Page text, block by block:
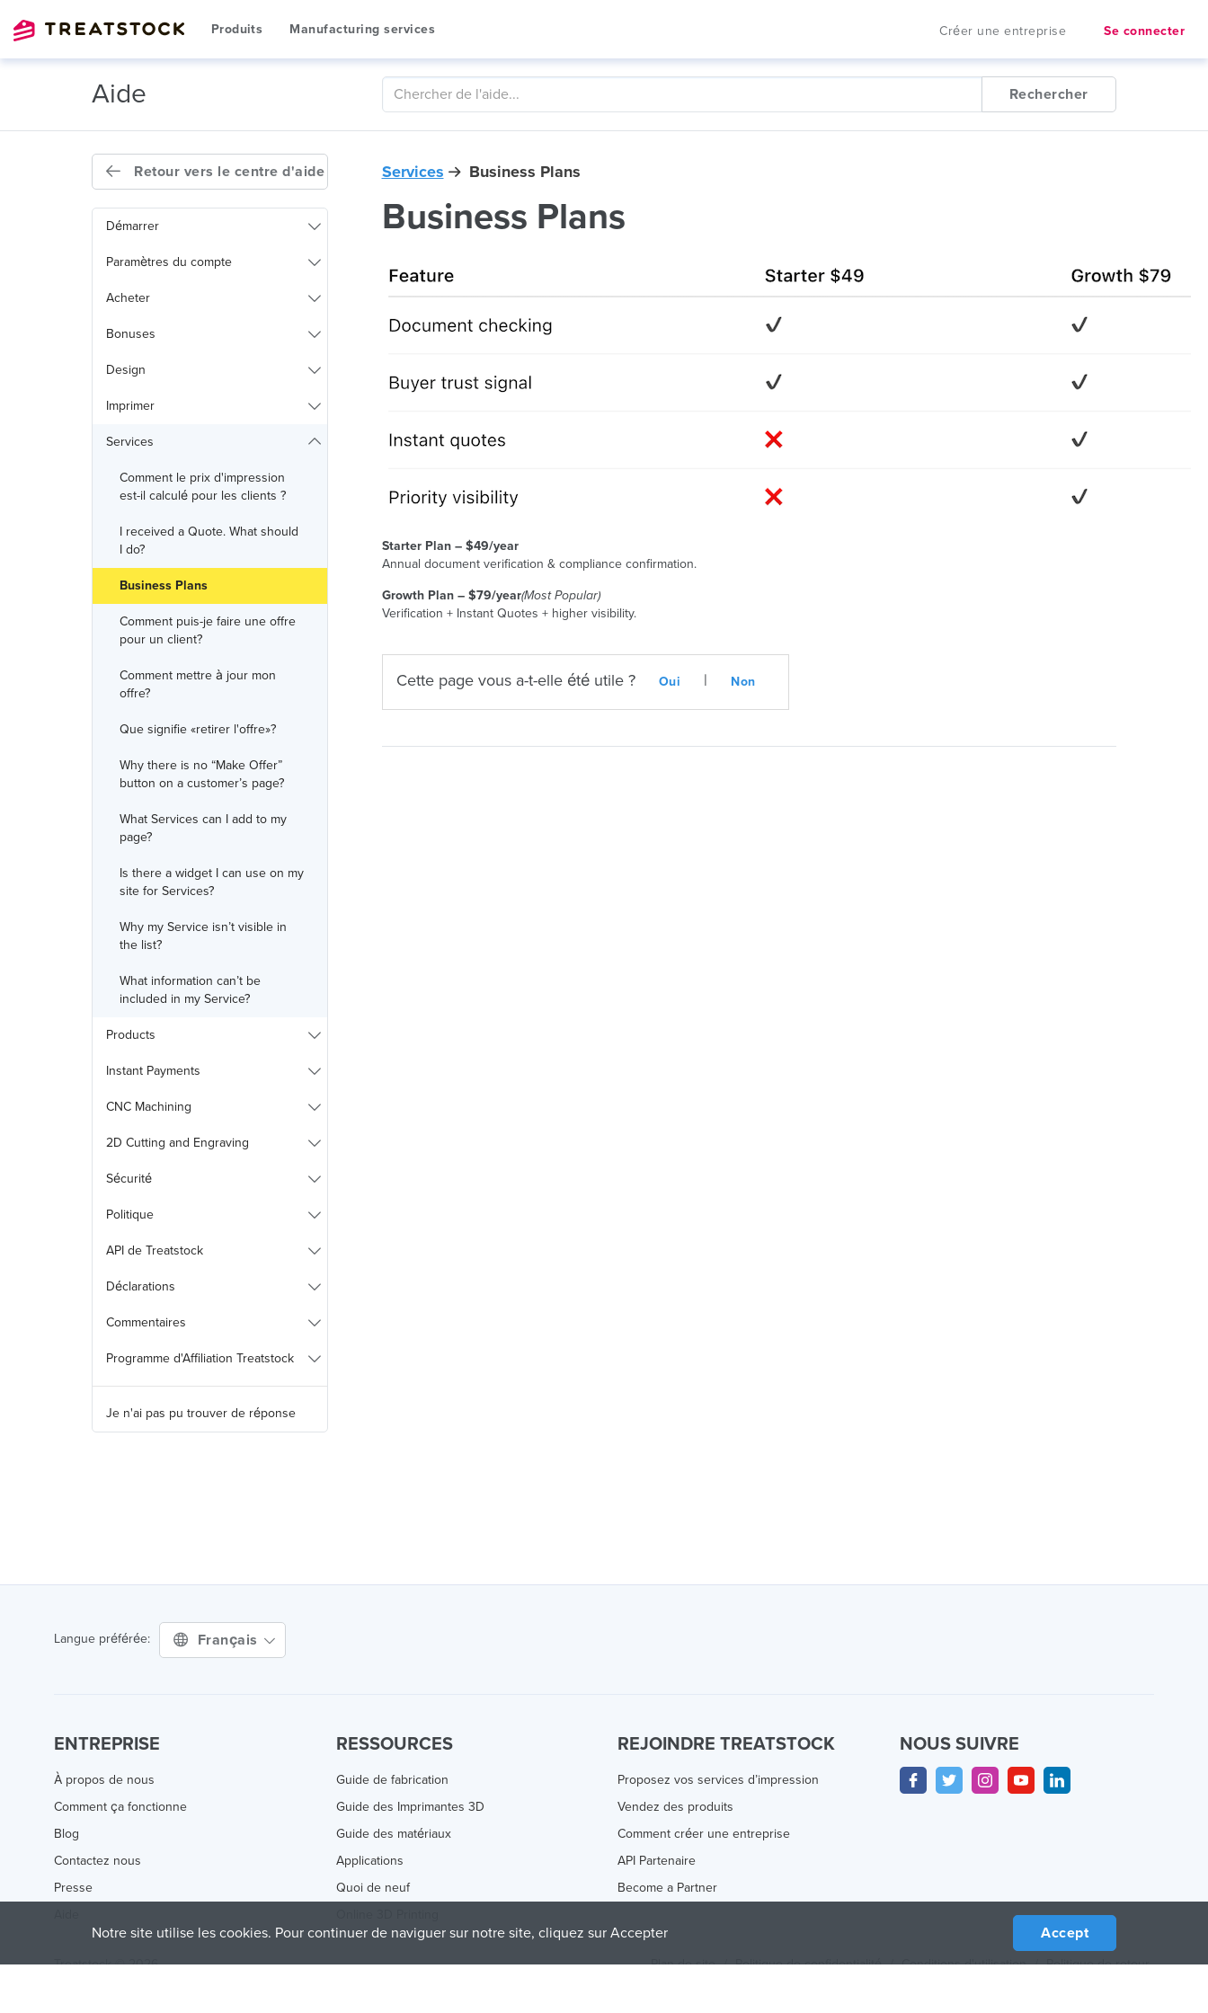
Produits Manufacturing services Créer une entreprise Se connecter
Aide Rechercher
Retour vers le centre d'aide
Démarrer
Paramètres du compte
Acheter
Bonuses
Design
Imprimer
Services
Comment le prix d'impression
est-il calculé pour les clients ?
I received a Quote. What should
I do?
Business Plans
Comment puis-je faire une offre
pour un client?
Comment mettre à jour mon
offre?
Que signifie «retirer l'offre»?
Why there is no “Make Offer”
button on a customer’s page?
What Services can I add to my
page?
Is there a widget I can use on my
site for Services?
Why my Service isn’t visible in
the list?
What information can’t be
included in my Service?
Products
Instant Payments
CNC Machining
2D Cutting and Engraving
Sécurité
Politique
API de Treatstock
Déclarations
Commentaires
Programme d'Affiliation Treatstock
Je n'ai pas pu trouver de réponse
Services Business Plans
Business Plans
Starter Plan – $49/year
Annual document verification & compliance confirmation.
Growth Plan – $79/year(Most Popular)
Verification + Instant Quotes + higher visibility.
Cette page vous a-t-elle été utile ? Oui | Non
Langue préférée: Français
ENTREPRISE
À propos de nous
Comment ça fonctionne
Blog
Contactez nous
Presse
RESSOURCES
Guide de fabrication
Guide des Imprimantes 3D
Guide des matériaux
Applications
Quoi de neuf
REJOINDRE TREATSTOCK
Proposez vos services d’impression
Vendez des produits
Comment créer une entreprise
API Partenaire
Become a Partner
NOUS SUIVRE
Treatstock © 2026 Plan de site / Politique de confidentialité / Conditions d'utilisation / Politique de retour
Notre site utilise les cookies. Pour continuer de naviguer sur notre site, cliquez sur Accepter Accept